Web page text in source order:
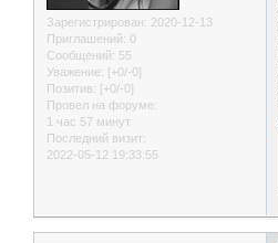
Зарегистрирован: 2020-12-13
Приглашений: 0
Сообщений: 55
Уважение: [+0/-0]
Позитив: [+0/-0]
Провел на форуме:
1 час 57 минут
Последний визит:
2022-05-12 19:33:55